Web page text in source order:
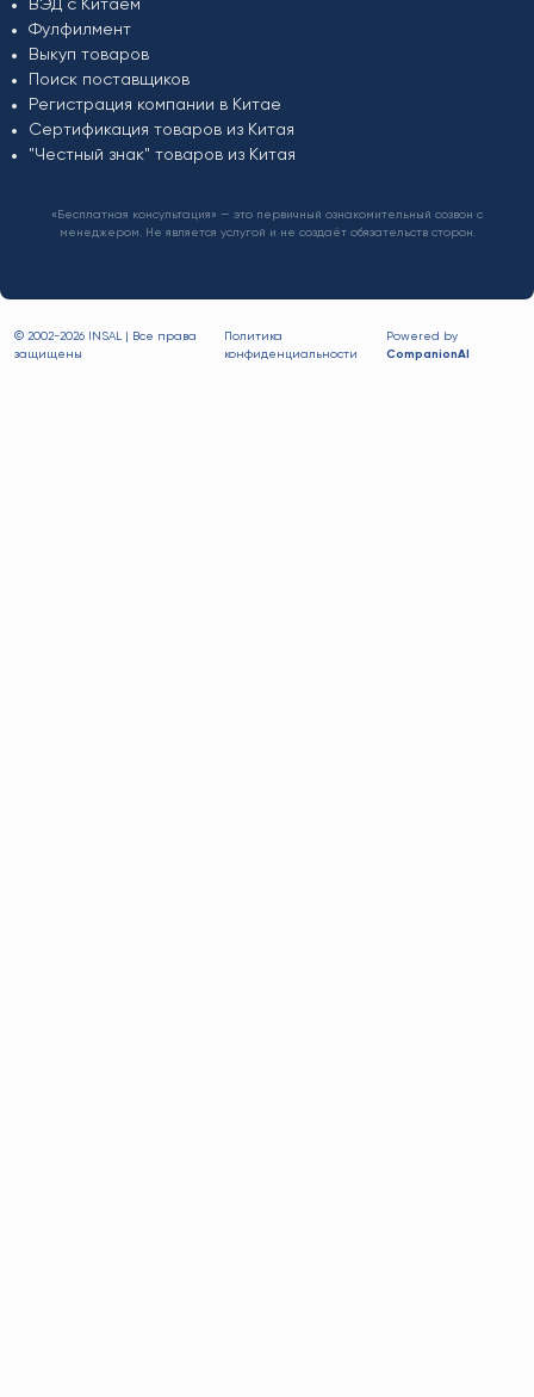
ВЭД с Китаем
Фулфилмент
Выкуп товаров
Поиск поставщиков
Регистрация компании в Китае
Сертификация товаров из Китая
"Честный знак" товаров из Китая
«Бесплатная консультация» — это первичный ознакомительный созвон с
менеджером. Не является услугой и не создаёт обязательств сторон.
© 2002-2026 INSAL | Все права
защищены
Политика
конфиденциальности
Powered by
CompanionAI